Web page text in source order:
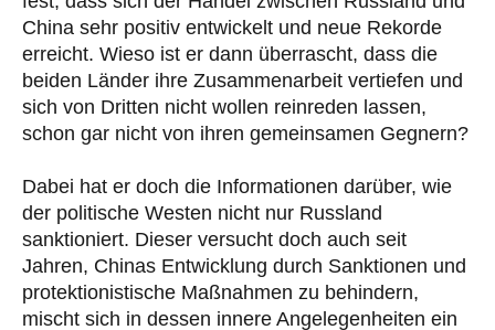
China sehr positiv entwickelt und neue Rekorde
erreicht. Wieso ist er dann überrascht, dass die
beiden Länder ihre Zusammenarbeit vertiefen und
sich von Dritten nicht wollen reinreden lassen,
schon gar nicht von ihren gemeinsamen Gegnern?
Dabei hat er doch die Informationen darüber, wie
der politische Westen nicht nur Russland
sanktioniert. Dieser versucht doch auch seit
Jahren, Chinas Entwicklung durch Sanktionen und
protektionistische Maßnahmen zu behindern,
mischt sich in dessen innere Angelegenheiten ein